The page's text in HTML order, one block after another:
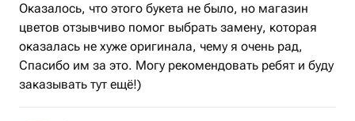
Оказалось, что этого букета не было, но магазин
цветов отзывчиво помог выбрать замену, которая
оказалась не хуже оригинала, чему я очень рад,
Спасибо им за это. Могу рекомендовать ребят и буду
заказывать тут ещё!)